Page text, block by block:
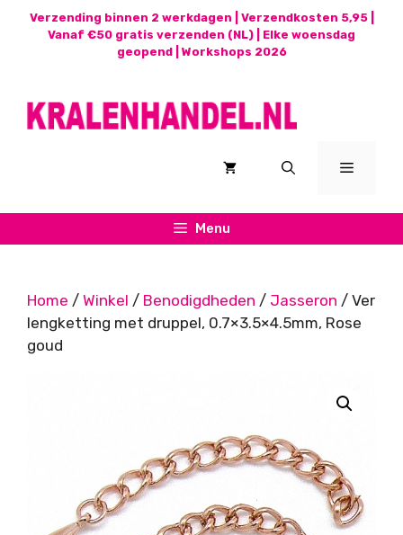
Verzending binnen 2 werkdagen | Verzendkosten 5,95 |
Vanaf €50 gratis verzenden (NL) | Elke woensdag
geopend | Workshops 2026
Menu
Menu
Home / Winkel / Benodigdheden / Jasseron / Ver
lengketting met druppel, 0.7×3.5×4.5mm, Rose
goud